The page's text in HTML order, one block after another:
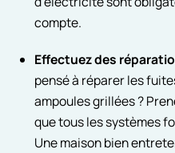
compte.
Effectuez des
pensé à réparer les
ampoules grillées ?
que tous les systèmes
Une maison bien